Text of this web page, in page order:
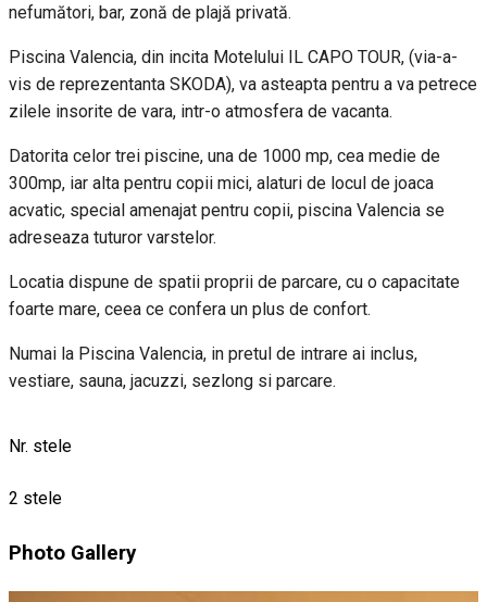
nefumători, bar, zonă de plajă privată.
Piscina Valencia, din incita Motelului IL CAPO TOUR, (via-a-
vis de reprezentanta SKODA), va asteapta pentru a va petrece
zilele insorite de vara, intr-o atmosfera de vacanta.
Datorita celor trei piscine, una de 1000 mp, cea medie de
300mp, iar alta pentru copii mici, alaturi de locul de joaca
acvatic, special amenajat pentru copii, piscina Valencia se
adreseaza tuturor varstelor.
Locatia dispune de spatii proprii de parcare, cu o capacitate
foarte mare, ceea ce confera un plus de confort.
Numai la Piscina Valencia, in pretul de intrare ai inclus,
vestiare, sauna, jacuzzi, sezlong si parcare.
Nr. stele
2 stele
Photo Gallery